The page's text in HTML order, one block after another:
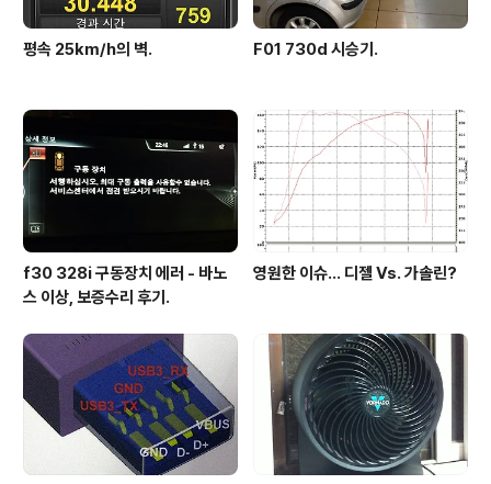
평속 25km/h의 벽. F01 730d 시승기.
f30 328i 구동장치 에러 - 바노
스 이상, 보증수리 후기.
영원한 이슈... 디젤 Vs. 가솔린?